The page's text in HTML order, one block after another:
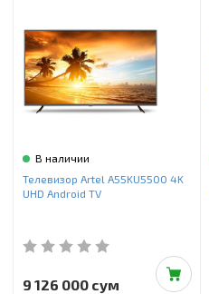
В наличии
Телевизор Artel A55KU5500 4K
UHD Android TV
9 126 000 сум